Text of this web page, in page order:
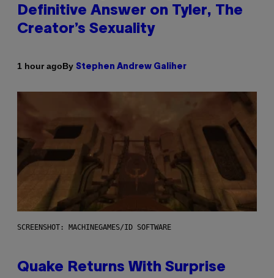
Definitive Answer on Tyler, The
Creator’s Sexuality
1 hour agoBy Stephen Andrew Galiher
SCREENSHOT: MACHINEGAMES/ID SOFTWARE
Quake Returns With Surprise